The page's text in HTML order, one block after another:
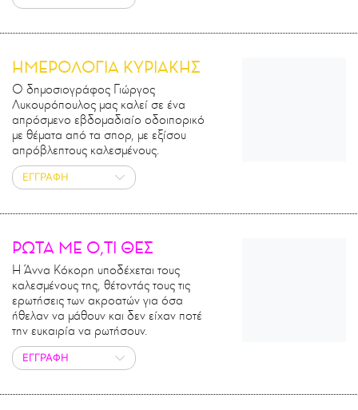
ΗΜΕΡΟΛΟΓΙΑ ΚΥΡΙΑΚΗΣ
Ο δημοσιογράφος Γιώργος
Λυκουρόπουλος μας καλεί σε ένα
απρόσμενο εβδομαδιαίο οδοιπορικό
με θέματα από τα σπορ, με εξίσου
απρόβλεπτους καλεσμένους.
ΕΓΓΡΑΦΗ
ΡΩΤΑ ΜΕ Ο,ΤΙ ΘΕΣ
Η Άννα Κόκορη υποδέχεται τους
καλεσμένους της, θέτοντάς τους τις
ερωτήσεις των ακροατών για όσα
ήθελαν να μάθουν και δεν είχαν ποτέ
την ευκαιρία να ρωτήσουν.
ΕΓΓΡΑΦΗ